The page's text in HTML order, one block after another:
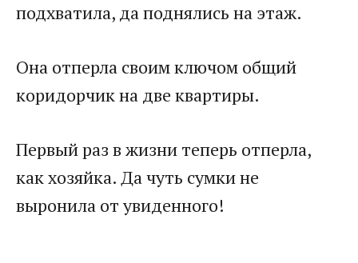
подхватила, да поднялись на этаж.
Она отперла своим ключом общий
коридорчик на две квартиры.
Первый раз в жизни теперь отперла,
как хозяйка. Да чуть сумки не
выронила от увиденного!